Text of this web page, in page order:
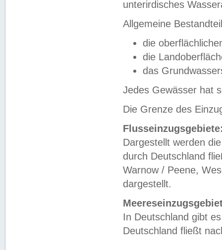
unterirdisches
Allgemeine
die
die
das
Jedes Gewässer hat
Die Grenze des
Dargestellt werden
durch Deutschland
Warnow / Peene,
dargestellt.
In Deutschland gibt
Deutschland fließt